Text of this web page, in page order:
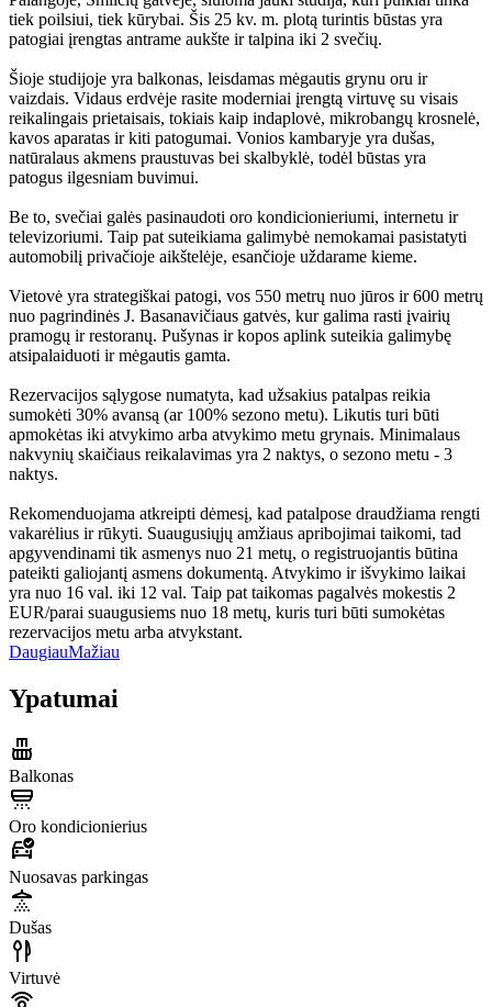
tiek poilsiui, tiek kūrybai. Šis 25 kv. m. plotą turintis būstas yra
patogiai įrengtas antrame aukšte ir talpina iki 2 svečių.
Šioje studijoje yra balkonas, leisdamas mėgautis grynu oru ir
vaizdais. Vidaus erdvėje rasite moderniai įrengtą virtuvę su visais
reikalingais prietaisais, tokiais kaip indaplovė, mikrobangų krosnelė,
kavos aparatas ir kiti patogumai. Vonios kambaryje yra dušas,
natūralaus akmens praustuvas bei skalbyklė, todėl būstas yra
patogus ilgesniam buvimui.
Be to, svečiai galės pasinaudoti oro kondicionieriumi, internetu ir
televizoriumi. Taip pat suteikiama galimybė nemokamai pasistatyti
automobilį privačioje aikštelėje, esančioje uždarame kieme.
Vietovė yra strategiškai patogi, vos 550 metrų nuo jūros ir 600 metrų
nuo pagrindinės J. Basanavičiaus gatvės, kur galima rasti įvairių
pramogų ir restoranų. Pušynas ir kopos aplink suteikia galimybę
atsipalaiduoti ir mėgautis gamta.
Rezervacijos sąlygose numatyta, kad užsakius patalpas reikia
sumokėti 30% avansą (ar 100% sezono metu). Likutis turi būti
apmokėtas iki atvykimo arba atvykimo metu grynais. Minimalaus
nakvynių skaičiaus reikalavimas yra 2 naktys, o sezono metu - 3
naktys.
Rekomenduojama atkreipti dėmesį, kad patalpose draudžiama rengti
vakarėlius ir rūkyti. Suaugusiųjų amžiaus apribojimai taikomi, tad
apgyvendinami tik asmenys nuo 21 metų, o registruojantis būtina
pateikti galiojantį asmens dokumentą. Atvykimo ir išvykimo laikai
yra nuo 16 val. iki 12 val. Taip pat taikomas pagalvės mokestis 2
EUR/parai suaugusiems nuo 18 metų, kuris turi būti sumokėtas
rezervacijos metu arba atvykstant.
DaugiauMažiau
Ypatumai
Balkonas
Oro kondicionierius
Nuosavas parkingas
Dušas
Virtuvė